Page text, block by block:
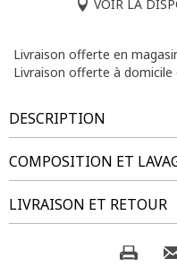
VOIR LA
Livraison offerte en
Livraison offerte à domicile
DESCRIPTION
Chemisier grande taille à
Manches 3/4 ajustables
tunisien avec patte de
pompons. Imprimé à
COMPOSITION ET
Tissu principal : 100%
Composition et lavage :
LIVRAISON ET RETOUR
NOS MODES DE